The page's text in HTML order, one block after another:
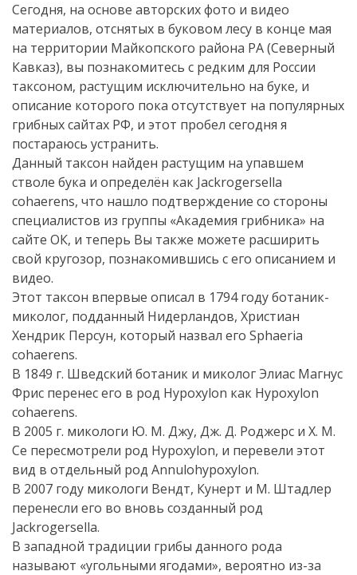
Сегодня, на основе авторских фото и видео
материалов, отснятых в буковом лесу в конце мая
на территории Майкопского района РА (Северный
Кавказ), вы познакомитесь с редким для России
таксоном, растущим исключительно на буке, и
описание которого пока отсутствует на популярных
грибных сайтах РФ, и этот пробел сегодня я
постараюсь устранить.
Данный таксон найден растущим на упавшем
стволе бука и определён как Jackrogersella
cohaerens, что нашло подтверждение со стороны
специалистов из группы «Академия грибника» на
сайте ОК, и теперь Вы также можете расширить
свой кругозор, познакомившись с его описанием и
видео.
Этот таксон впервые описал в 1794 году ботаник-
миколог, подданный Нидерландов, Христиан
Хендрик Персун, который назвал его Sphaeria
cohaerens.
В 1849 г. Шведский ботаник и миколог Элиас Магнус
Фрис перенес его в род Hypoxylon как Hypoxylon
cohaerens.
В 2005 г. микологи Ю. М. Джу, Дж. Д. Роджерс и Х. М.
Се пересмотрели род Hypoxylon, и перевели этот
вид в отдельный род Annulohypoxylon.
В 2007 году микологи Вендт, Кунерт и М. Штадлер
перенесли его во вновь созданный род
Jackrogersella.
В западной традиции грибы данного рода
называют «угольными ягодами», вероятно из-за